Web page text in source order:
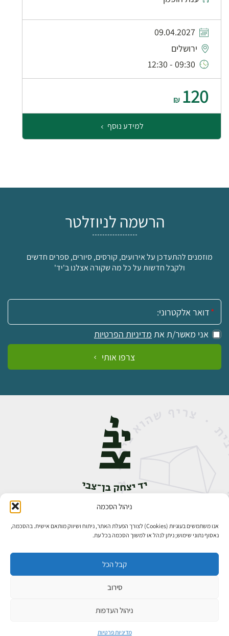
ניהול הסכמה
אנו משתמשים בעוגיות (Cookies) לצורך הפעלת האתר, ניתוח ושיווק מותאם אישית. בהסכמה,
נאסוף נתוני שימוש; ניתן לנהל או למשוך הסכמה בכל עת.
קבל הכל
סירוב
ניהול העדפות
מדיניות פרטיות
09.04.2027
ירושלים
09:30 - 12:30
120
₪
למידע נוסף
הרשמה לניוזלטר
מוזמנים להתעדכן על אירועים, קורסים, סיורים, ספרים חדשים
ולקבל חדשות על כל מה שקורה אצלנו ב'יד'
אימייל:
אני מאשר/ת את מדיניות הפרטיות
צרפו אותי
אבן גבירול 14, רחביה, ירושלים
פיתוח אתרים